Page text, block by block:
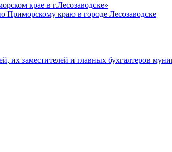
крае в г.Лесозаводске»
Приморскому краю в городе Лесозаводске
их заместителей и главных бухгалтеров